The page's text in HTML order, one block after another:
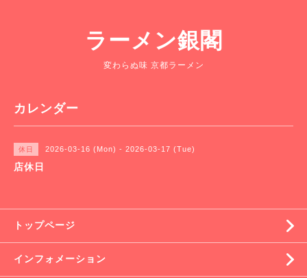
ラーメン銀閣
変わらぬ味 京都ラーメン
カレンダー
休日 2026-03-16 (Mon) - 2026-03-17 (Tue)
店休日
トップページ
インフォメーション